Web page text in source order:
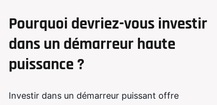
Pourquoi devriez-vous investir
dans un démarreur haute
puissance ?
Investir dans un démarreur puissant offre